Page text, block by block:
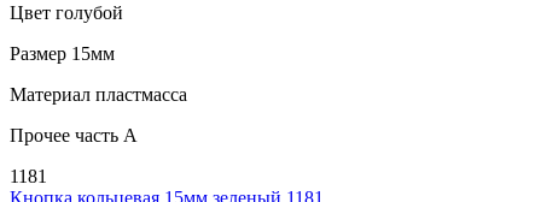
Цвет голубой
Размер 15мм
Материал пластмасса
Прочее часть A
1181
Кнопка кольцевая 15мм зеленый 1181